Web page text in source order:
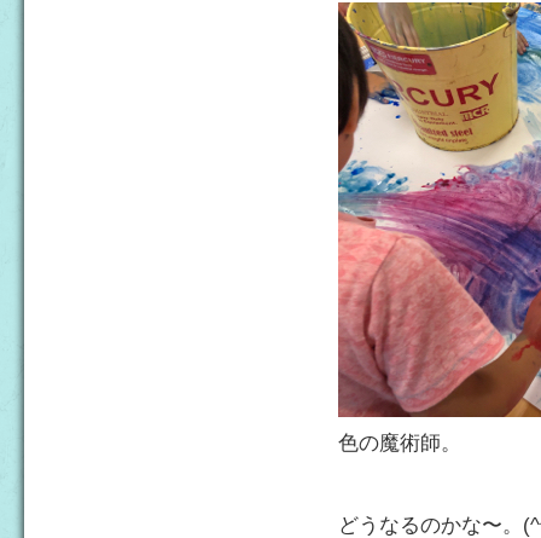
色の魔術師。
どうなるのかな〜。